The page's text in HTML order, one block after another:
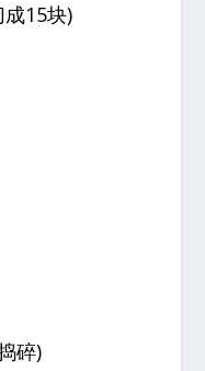
15块)
碎)